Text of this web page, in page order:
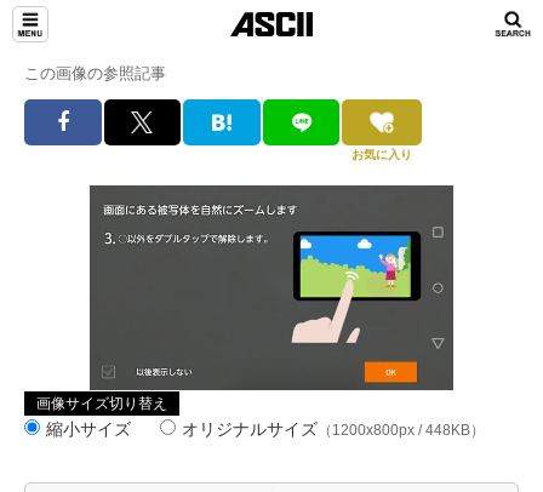
この画像の参照記事
お気に入り
画像サイズ切り替え
縮小サイズ オリジナルサイズ （1200x800px / 448KB）